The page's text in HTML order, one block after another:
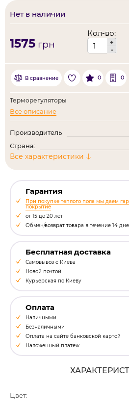
Нет в наличии
1575 грн
Кол-во:
+
-
В сравнение 0 0
Терморегуляторы
Все описание
Производитель
Страна:
Все характеристики
Гарантия
При покупке теплого пола мы даем
покрытие
от 15 до 20 лет
Обмен/возврат товара в течение 14
Бесплатная доставка
Самовывоз с Киева
Новой почтой
Курьерская по Киеву
Оплата
Наличными
Безналичными
Оплата на сайте банковской картой
Наложенный платеж
Цвет: